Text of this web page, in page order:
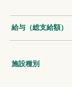
給与（総支給額）
施設種別